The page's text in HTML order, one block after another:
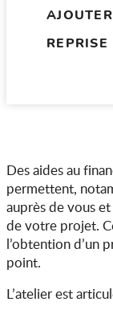
REPRISE
Des aides au
permettent,
auprès de vous
de votre projet.
l’obtention d’un
point.
L’atelier est